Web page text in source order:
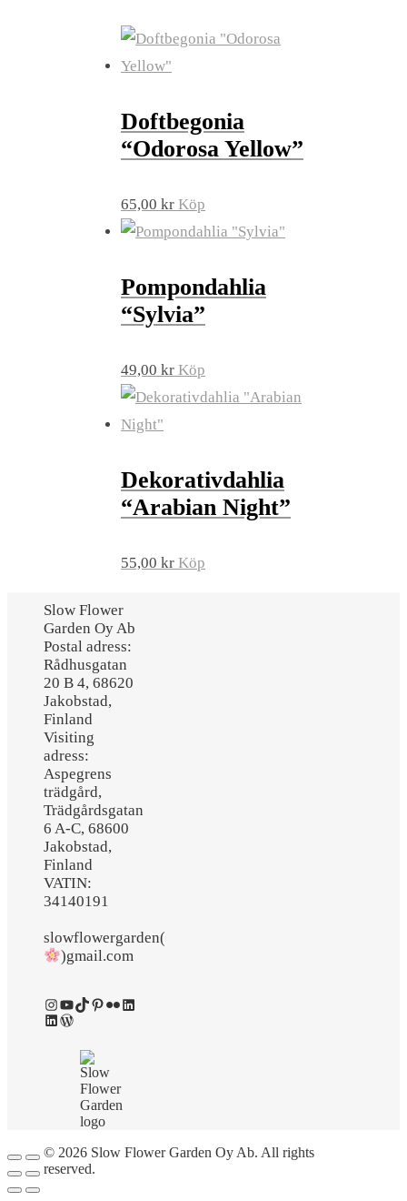
Doftbegonia
“Odorosa Yellow”
65,00 kr Köp
Pompondahlia
“Sylvia”
49,00 kr Köp
Dekorativdahlia
“Arabian Night”
55,00 kr Köp
Slow Flower
Garden Oy Ab
Postal adress:
Rådhusgatan
20 B 4, 68620
Jakobstad,
Finland
Visiting
adress:
Aspegrens
trädgård,
Trädgårdsgatan
6 A-C, 68600
Jakobstad,
Finland
VATIN:
34140191
slowflowergarden(
)gmail.com
Instagram
YouTube
TikTok
Pinterest
FlickrLinkedIn
LinkedIn
WordPress
© 2026 Slow Flower Garden Oy Ab. All rights
reserved.